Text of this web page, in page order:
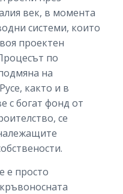
век, в момента
системи, които
проектен
по
на
както и в
с богат фонд от
се
е просто